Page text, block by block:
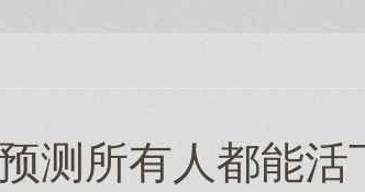
测所有人都能活